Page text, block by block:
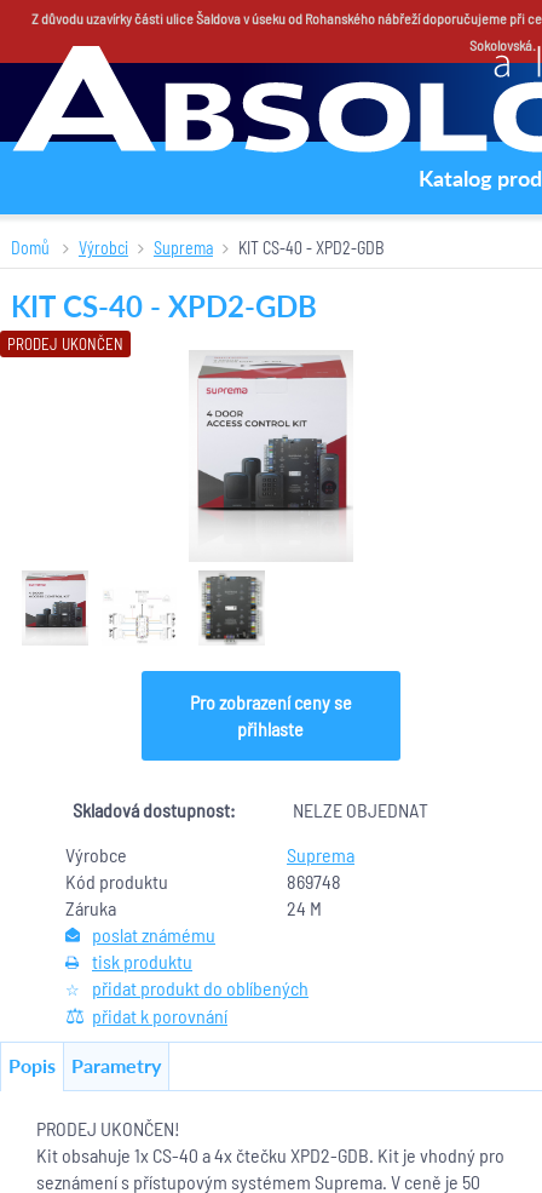
Z důvodu uzavírky části ulice Šaldova v úseku od Rohanského nábřeží doporučujeme při
Sokolovská.
Katalog
Domů Výrobci Suprema KIT CS-40 - XPD2-GDB
PRODEJ UKONČEN
KIT CS-40 - XPD2-GDB
Výrobce
Suprema
Kód produktu
869748
Záruka
24 M
poslat známému
tisk produktu
přidat produkt do oblíbených
přidat k porovnání
Pro zobrazení ceny se
přihlaste
Skladová dostupnost: NELZE OBJEDNAT
Popis Parametry
PRODEJ UKONČEN!
Kit obsahuje 1x CS-40 a 4x čtečku XPD2-GDB. Kit je vhodný pro
seznámení s přístupovým systémem Suprema. V ceně je 50